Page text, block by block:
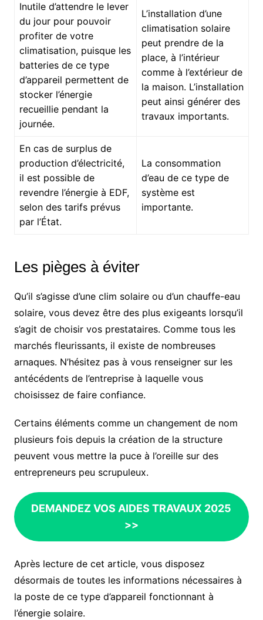
Inutile d’attendre le lever
du jour pour pouvoir
profiter de votre
climatisation, puisque les
batteries de ce type
d’appareil permettent de
stocker l’énergie
recueillie pendant la
journée.
L’installation d’une
climatisation solaire
peut prendre de la
place, à l’intérieur
comme à l’extérieur de
la maison. L’installation
peut ainsi générer des
travaux importants.
En cas de surplus de
production d’électricité,
il est possible de
revendre l’énergie à EDF,
selon des tarifs prévus
par l’État.
La consommation
d’eau de ce type de
système est
importante.
Les pièges à éviter
Qu’il s’agisse d’une clim solaire ou d’un chauffe-eau
solaire, vous devez être des plus exigeants lorsqu’il
s’agit de choisir vos prestataires. Comme tous les
marchés fleurissants, il existe de nombreuses
arnaques. N’hésitez pas à vous renseigner sur les
antécédents de l’entreprise à laquelle vous
choisissez de faire confiance.
Certains éléments comme un changement de nom
plusieurs fois depuis la création de la structure
peuvent vous mettre la puce à l’oreille sur des
entrepreneurs peu scrupuleux.
DEMANDEZ VOS AIDES TRAVAUX 2025
>>
Après lecture de cet article, vous disposez
désormais de toutes les informations nécessaires à
la poste de ce type d’appareil fonctionnant à
l’énergie solaire.